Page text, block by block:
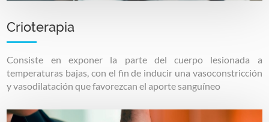
Crioterapia
Consiste en exponer la parte del cuerpo lesionada a
temperaturas bajas, con el fin de inducir una vasoconstricción
y vasodilatación que favorezcan el aporte sanguíneo